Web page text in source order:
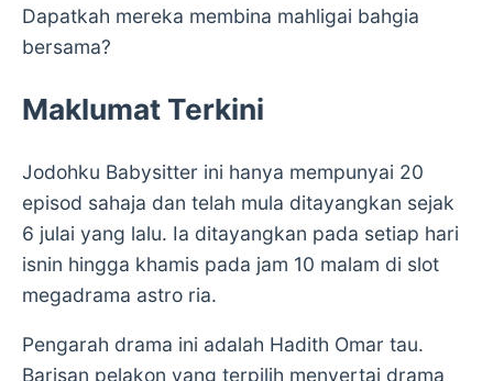
Dapatkah mereka membina mahligai bahgia
bersama?
Maklumat Terkini
Jodohku Babysitter ini hanya mempunyai 20
episod sahaja dan telah mula ditayangkan sejak
6 julai yang lalu. Ia ditayangkan pada setiap hari
isnin hingga khamis pada jam 10 malam di slot
megadrama astro ria.
Pengarah drama ini adalah Hadith Omar tau.
Barisan pelakon yang terpilih menyertai drama